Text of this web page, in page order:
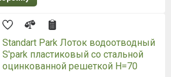
Standart Park Лоток водоотводный
S'park пластиковый со стальной
оцинкованной решеткой H=70